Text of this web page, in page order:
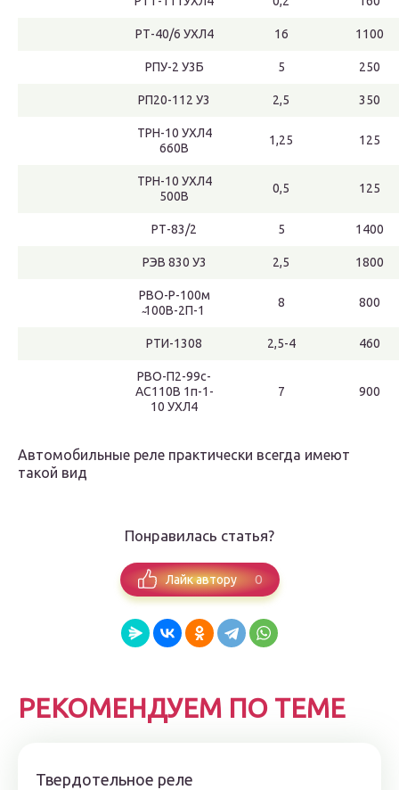
РТ-40/6 УХЛ4 16 1100
РПУ-2 У3Б 5 250
РП20-112 У3 2,5 350
ТРН-10 УХЛ4
660В
1,25 125
ТРН-10 УХЛ4
500В
0,5 125
РТ-83/2 5 1400
РЭВ 830 У3 2,5 1800
РВО-Р-100м
̴100В-2П-1
8 800
РТИ-1308 2,5-4 460
РВО-П2-99с-
АС110В 1п-1-
10 УХЛ4
7 900
Автомобильные реле практически всегда имеют
такой вид
Понравилась статья?
Лайк автору 0
РЕКОМЕНДУЕМ ПО ТЕМЕ
Твердотельное реле